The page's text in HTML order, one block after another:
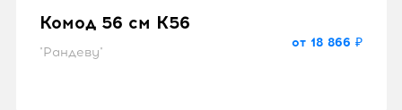
Комод 56 см K56
"Рандеву"
от 18 866 ₽